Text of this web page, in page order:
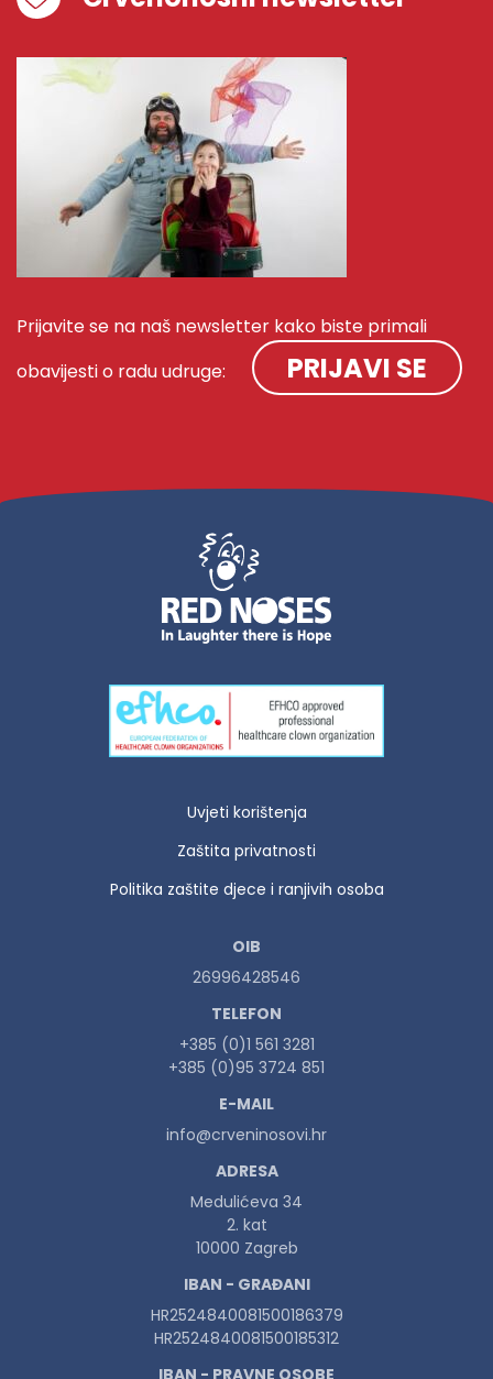
Prijavite se na naš newsletter kako biste primali
obavijesti o radu udruge:
PRIJAVI SE
Uvjeti korištenja
Zaštita privatnosti
Politika zaštite djece i ranjivih osoba
OIB
26996428546
TELEFON
+385 (0)1 561 3281
+385 (0)95 3724 851
E-MAIL
info@crveninosovi.hr
ADRESA
Medulićeva 34
2. kat
10000 Zagreb
IBAN - GRAĐANI
HR2524840081500186379
HR2524840081500185312